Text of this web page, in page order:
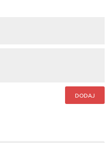
DODAJ